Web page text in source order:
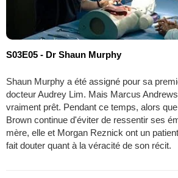
S03E05 - Dr Shaun Murphy
Shaun Murphy a été assigné pour sa
docteur Audrey Lim. Mais Marcus
vraiment prêt. Pendant ce temps, alors
Brown continue d'éviter de ressentir ses
mère, elle et Morgan Reznick ont ​​un
fait douter quant à la véracité de son récit.